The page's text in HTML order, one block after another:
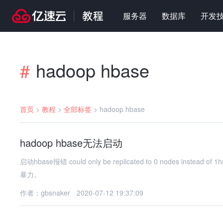
服务器 数据库 开发
# hadoop hbase
首页 > 教程 > 全部标签 > hadoop hbase
hadoop hbase无法启动
启动hbase报错 could only be replicated to 0 nodes instead of
暴力。
作者：gbsnaker
2020-07-12 19:37:09